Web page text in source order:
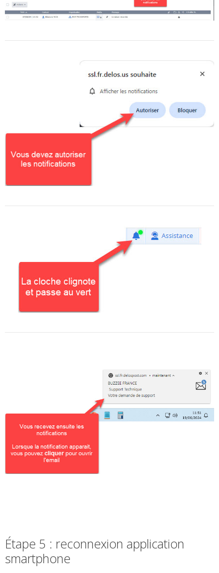
Étape 5 : reconnexion application
smartphone